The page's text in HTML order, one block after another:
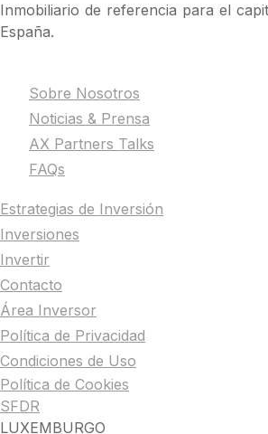
Inmobiliario de referencia para el
España.
Sobre Nosotros
Noticias & Prensa
AX Partners Talks
FAQs
Estrategias de Inversión
Inversiones
Invertir
Contacto
Área Inversor
Política de Privacidad
Condiciones de Uso
Política de Cookies
SFDR
LUXEMBURGO